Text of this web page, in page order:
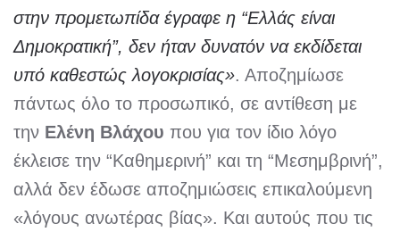
στην προμετωπίδα έγραφε η “Ελλάς είναι
Δημοκρατική”, δεν ήταν δυνατόν να εκδίδεται
υπό καθεστώς λογοκρισίας». Αποζημίωσε
πάντως όλο το προσωπικό, σε αντίθεση με
την Ελένη Βλάχου που για τον ίδιο λόγο
έκλεισε την “Καθημερινή” και τη “Μεσημβρινή”,
αλλά δεν έδωσε αποζημιώσεις επικαλούμενη
«λόγους ανωτέρας βίας». Και αυτούς που τις